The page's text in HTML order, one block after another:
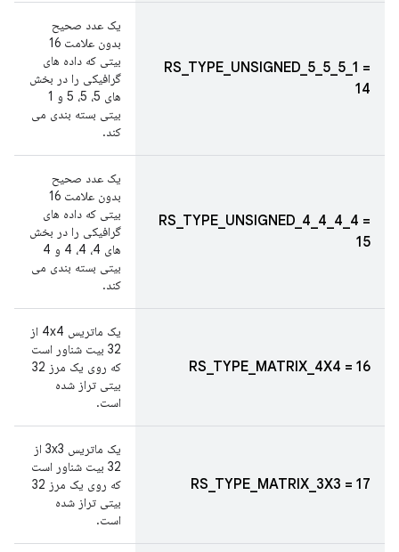
RS_TYPE_UNSIGNED_5_5_5_1 =
14
یک عدد صحیح
بدون علامت 16
بیتی که داده های
گرافیکی را در بخش
های 5، 5، 5 و 1
بیتی بسته بندی می
کند.
RS_TYPE_UNSIGNED_4_4_4_4 =
15
یک عدد صحیح
بدون علامت 16
بیتی که داده های
گرافیکی را در بخش
های 4، 4، 4 و 4
بیتی بسته بندی می
کند.
RS_TYPE_MATRIX_4X4 = 16
یک ماتریس 4x4 از
32 بیت شناور است
که روی یک مرز 32
بیتی تراز شده
است.
RS_TYPE_MATRIX_3X3 = 17
یک ماتریس 3x3 از
32 بیت شناور است
که روی یک مرز 32
بیتی تراز شده
است.